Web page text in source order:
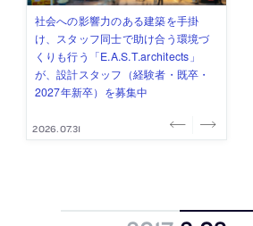
佐々木慧が主宰する「axonometric株
式会社」が、設計スタッフ（経験
者・既卒・2027年新卒）を募集中
2026.08.07
古民家を軸に全国で“価値循環の仕組
み”を作り、リモートワーク主体の働
き方を実践する「株式会社つぎと」
が、設計スタッフ（経験者・既卒）
を募集中
2026.08.03
リノベる株式会社が、設計パートナ
ー (業務委託) を募集中
2026.08.03
社会への影響力のある建築を手掛
け、スタッフ同士で助け合う環境づ
くりも行う「E.A.S.T.architects」
が、設計スタッフ（経験者・既卒・
2027年新卒）を募集中
2026.07.31
代官山を拠点に活動する「梅澤竜也 /
ALA INC.」が、設計スタッフ・アル
バイト・事務職を募集中
2026.07.30